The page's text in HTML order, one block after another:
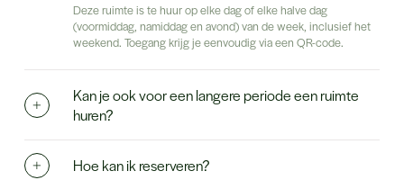
Deze ruimte is te huur op elke dag of elke halve dag
(voormiddag, namiddag en avond) van de week, inclusief het
weekend. Toegang krijg je eenvoudig via een QR-code.
Kan je ook voor een langere periode een ruimte
huren?
Hoe kan ik reserveren?